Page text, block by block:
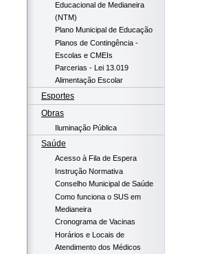
Educacional de Medianeira
(NTM)
Plano Municipal de Educação
Planos de Contingência -
Escolas e CMEIs
Parcerias - Lei 13.019
Alimentação Escolar
Esportes
Obras
Iluminação Pública
Saúde
Acesso à Fila de Espera
Instrução Normativa
Conselho Municipal de Saúde
Como funciona o SUS em
Medianeira
Cronograma de Vacinas
Horários e Locais de
Atendimento dos Médicos